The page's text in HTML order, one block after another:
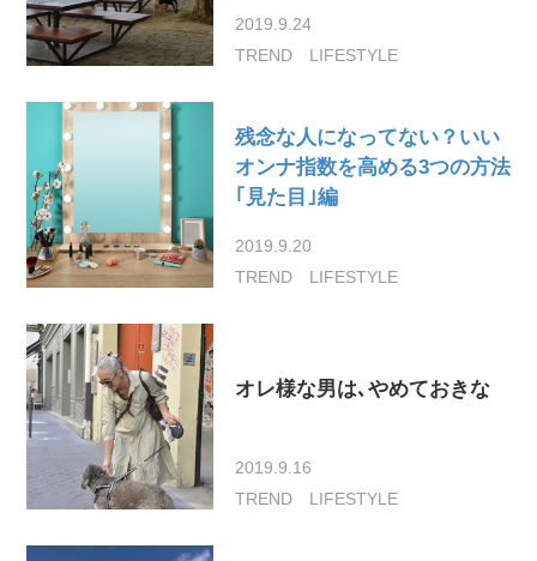
2019.9.24
TREND
LIFESTYLE
残念な人になってない？いい
オンナ指数を高める3つの方法
｢見た目｣編
2019.9.20
TREND
LIFESTYLE
オレ様な男は､やめておきな
2019.9.16
TREND
LIFESTYLE